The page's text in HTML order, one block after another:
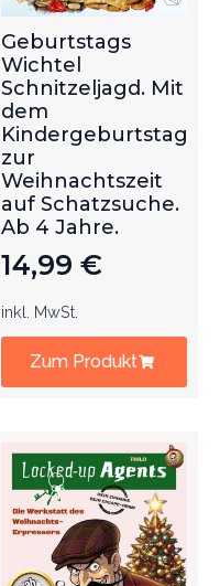
Geburtstags
Wichtel
Schnitzeljagd. Mit
dem
Kindergeburtstag
zur
Weihnachtszeit
auf Schatzsuche.
Ab 4 Jahre.
14,99 €
inkl. MwSt.
Zum Produkt